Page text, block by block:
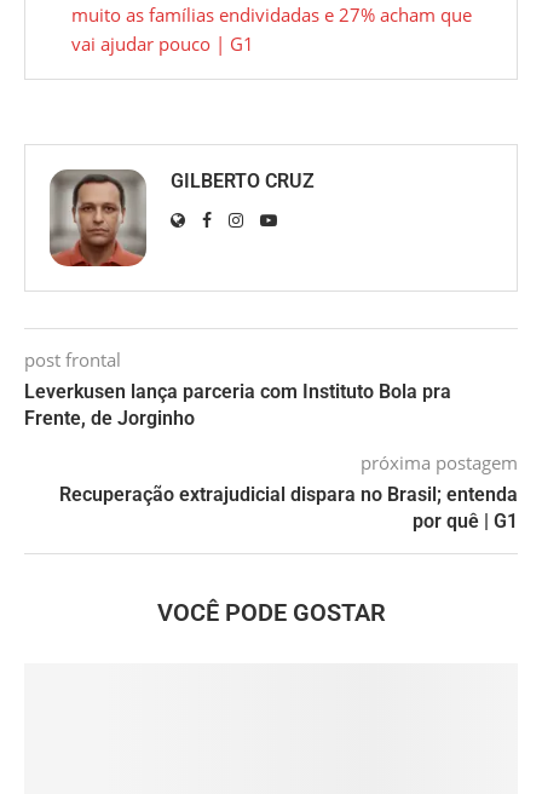
muito as famílias endividadas e 27% acham que
vai ajudar pouco | G1
GILBERTO CRUZ
post frontal
Leverkusen lança parceria com Instituto Bola pra
Frente, de Jorginho
próxima postagem
Recuperação extrajudicial dispara no Brasil; entenda
por quê | G1
VOCÊ PODE GOSTAR